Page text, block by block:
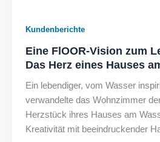
Kundenberichte
Eine FlOOR-Vision zum
Das Herz eines Hauses
Ein lebendiger, vom Wasser
verwandelte das Wohnzimmer
Herzstück ihres Hauses am
Kreativität mit beeindruckender